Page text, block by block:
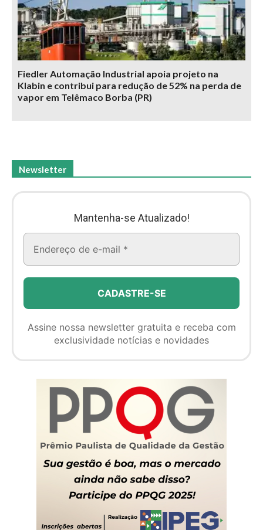
Fiedler Automação Industrial apoia projeto na
Klabin e contribui para redução de 52% na perda de
vapor em Telêmaco Borba (PR)
Newsletter
Mantenha-se Atualizado!
Assine nossa newsletter gratuita e receba com
exclusividade notícias e novidades